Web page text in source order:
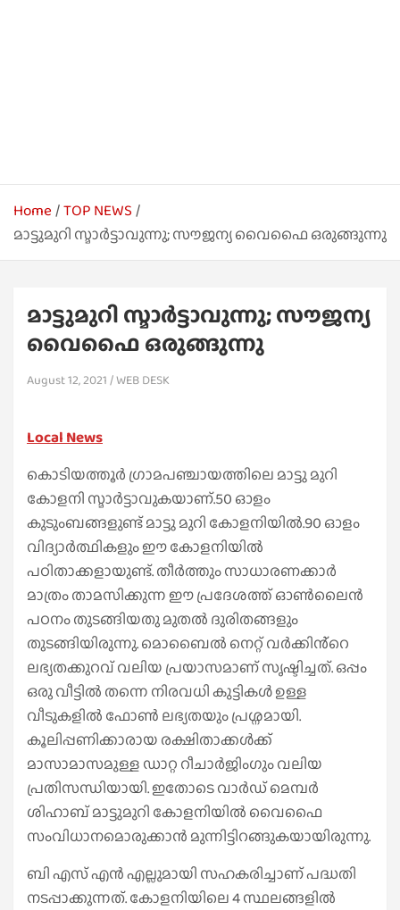
Home TOP NEWS
മാട്ടുമുറി സ്മാര്‍ട്ടാവുന്നു; സൗജന്യ വൈഫൈ ഒരുങ്ങുന്നു
മാട്ടുമുറി സ്മാര്‍ട്ടാവുന്നു; സൗജന്യ
വൈഫൈ ഒരുങ്ങുന്നു
August 12, 2021 WEB DESK
Local News
കൊടിയത്തൂർ ഗ്രാമപഞ്ചായത്തിലെ മാട്ടു മുറി
കോളനി സ്മാർട്ടാവുകയാണ്.50 ഓളം
കുടുംബങ്ങളുണ്ട് മാട്ടു മുറി കോളനിയിൽ.90 ഓളം
വിദ്യാർത്ഥികളും ഈ കോളനിയിൽ
പഠിതാക്കളായുണ്ട്. തീർത്തും സാധാരണക്കാർ
മാത്രം താമസിക്കുന്ന ഈ പ്രദേശത്ത് ഓൺലൈൻ
പഠനം തുടങ്ങിയതു മുതൽ ദുരിതങ്ങളും
തുടങ്ങിയിരുന്നു. മൊബൈൽ നെറ്റ് വർക്കിൻ്റെ
ലഭ്യതക്കുറവ് വലിയ പ്രയാസമാണ് സൃഷ്ടിച്ചത്. ഒപ്പം
ഒരു വീട്ടിൽ തന്നെ നിരവധി കുട്ടികൾ ഉള്ള
വീടുകളിൽ ഫോൺ ലഭ്യതയും പ്രശ്നമായി.
കൂലിപ്പണിക്കാരായ രക്ഷിതാക്കൾക്ക്
മാസാമാസമുള്ള ഡാറ്റ റീചാർജിംഗും വലിയ
പ്രതിസന്ധിയായി. ഇതോടെ വാർഡ് മെമ്പർ
ശിഹാബ് മാട്ടുമുറി കോളനിയിൽ വൈഫൈ
സംവിധാനമൊരുക്കാൻ മുന്നിട്ടിറങ്ങുകയായിരുന്നു.
ബി എസ് എൻ എല്ലുമായി സഹകരിച്ചാണ് പദ്ധതി
നടപ്പാക്കുന്നത്. കോളനിയിലെ 4 സ്ഥലങ്ങളിൽ